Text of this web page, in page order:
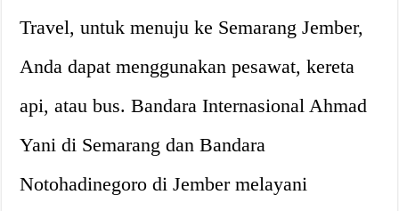
Travel, untuk menuju ke Semarang Jember,
Anda dapat menggunakan pesawat, kereta
api, atau bus. Bandara Internasional Ahmad
Yani di Semarang dan Bandara
Notohadinegoro di Jember melayani